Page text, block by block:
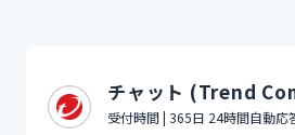
チャット (Trend
受付時間 | 365日 24時間自動応